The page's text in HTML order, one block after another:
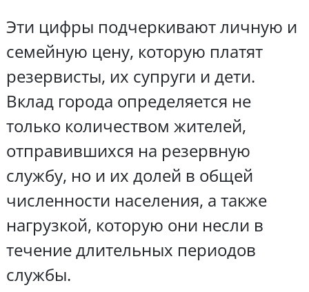
Эти цифры подчеркивают личную и
семейную цену, которую платят
резервисты, их супруги и дети.
Вклад города определяется не
только количеством жителей,
отправившихся на резервную
службу, но и их долей в общей
численности населения, а также
нагрузкой, которую они несли в
течение длительных периодов
службы.